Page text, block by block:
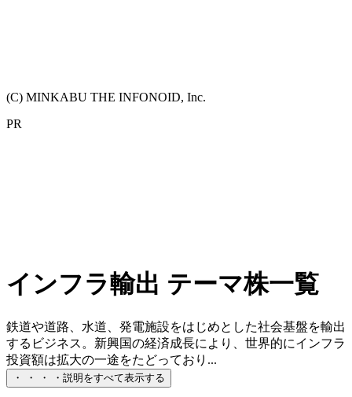
(C) MINKABU THE INFONOID, Inc.
PR
インフラ輸出 テーマ株一覧
鉄道や道路、水道、発電施設をはじめとした社会基盤を輸出
するビジネス。新興国の経済成長により、世界的にインフラ
投資額は拡大の一途をたどっており...
・ ・ ・ ・ 説明をすべて表示する